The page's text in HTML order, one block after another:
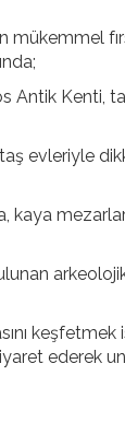
Kenti,
evleriyle
kaya
ederek